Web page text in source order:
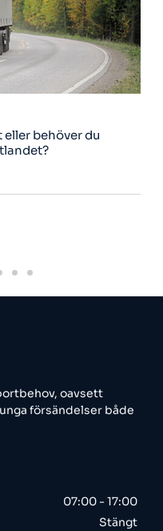
eller behöver du
oavsett
försändelser både
07:00 - 17:00
Stängt